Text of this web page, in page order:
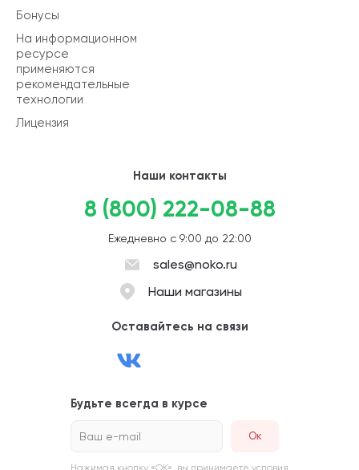
Бонусы
На информационном
ресурсе
применяются
рекомендательные
технологии
Лицензия
Наши контакты
8 (800) 222-08-88
Ежедневно с 9:00 до 22:00
sales@noko.ru
Наши магазины
Оставайтесь на связи
Будьте всегда в курсе
Ваш e-mail
Нажимая кнопку «ОК», вы принимаете условия